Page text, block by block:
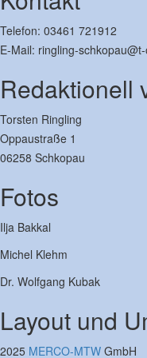
Telefon: 03461 721912
E-Mail: ringling-
Redaktionell
Torsten Ringling
Oppaustraße 1
06258 Schkopau
Fotos
Ilja Bakkal
Michel Klehm
Dr. Wolfgang Kubak
Layout und
2025 MERCO-MTW GmbH